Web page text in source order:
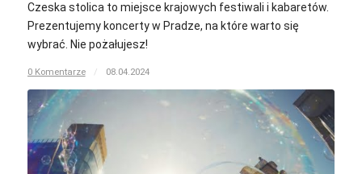
Czeska stolica to miejsce krajowych festiwali i kabaretów.
Prezentujemy koncerty w Pradze, na które warto się
wybrać. Nie pożałujesz!
0 Komentarze / 08.04.2024